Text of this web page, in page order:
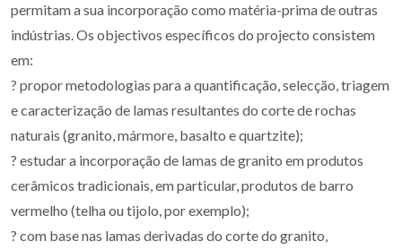
permitam a sua incorporação como matéria-prima de outras
indústrias. Os objectivos específicos do projecto consistem
em:
? propor metodologias para a quantificação, selecção, triagem
e caracterização de lamas resultantes do corte de rochas
naturais (granito, mármore, basalto e quartzite);
? estudar a incorporação de lamas de granito em produtos
cerâmicos tradicionais, em particular, produtos de barro
vermelho (telha ou tijolo, por exemplo);
? com base nas lamas derivadas do corte do granito,